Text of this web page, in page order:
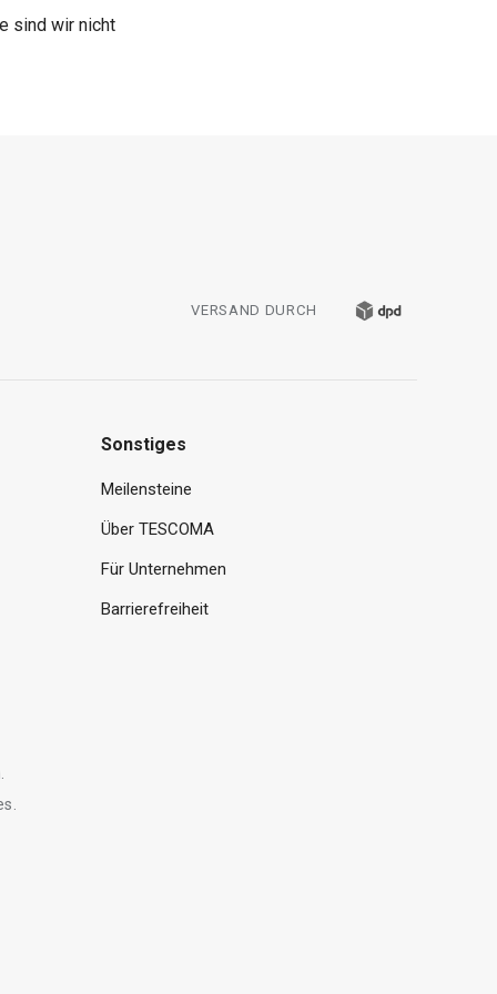
sind wir nicht
VERSAND DURCH
Sonstiges
Meilensteine
Über TESCOMA
Für Unternehmen
Barrierefreiheit